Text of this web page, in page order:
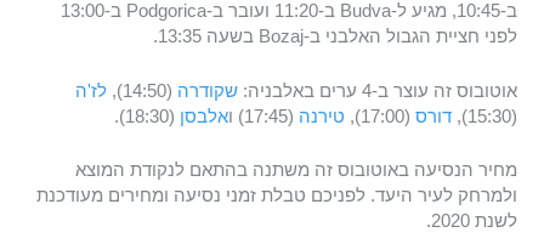
ב-10:45, מגיע ל-Budva ב-11:20 ועובר ב-Podgorica ב-13:00
לפני חציית הגבול האלבני ב-Bozaj בשעה 13:35.
אוטובוס זה עוצר ב-4 ערים באלבניה: שקודרה (14:50),
לז'ה
(15:30),
דורס (17:00), טירנה (17:45) ו אלבסן (18:30).
מחיר הנסיעה באוטובוס זה משתנה בהתאם לנקודת המוצא
ולמרחק לעיר היעד. לפניכם טבלת זמני נסיעה ומחירים מעודכנת
לשנת 2020.